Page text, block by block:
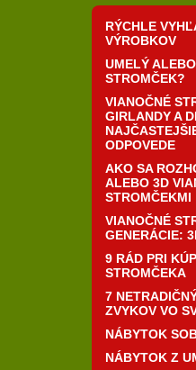
RÝCHLE
VÝROBKOV
UMELÝ
STROMČEK?
VIANOČNÉ
GIRLANDY A
ODPOVEDE
AKO SA
ALEBO 3D
STROMČEKMI
VIANOČNÉ
GENERÁCIE:
9 RÁD PRI
STROMČEKA
7
ZVYKOV VO
NÁBYTOK
NÁBYTOK Z